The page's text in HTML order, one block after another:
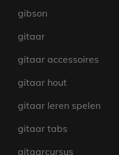
gibson
gitaar
gitaar accessoires
gitaar hout
gitaar leren spelen
gitaar tabs
gitaarcursus